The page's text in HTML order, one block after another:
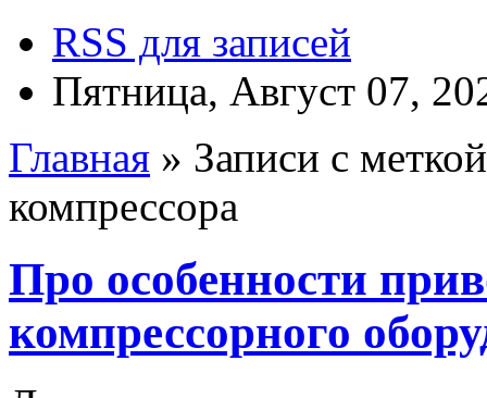
RSS для записей
Пятница, Август 07,
Главная » Записи с
компрессора
Про особенности
компрессорного